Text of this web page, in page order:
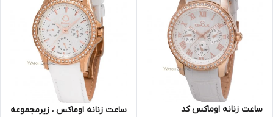
ساعت زنانه اوماکس کد
ساعت زنانه اوماکس ، زیرمجموعه